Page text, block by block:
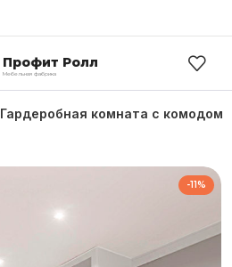
Профит Ролл
Мебельная фабрика
Гардеробная комната с комодом
-11%